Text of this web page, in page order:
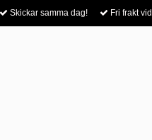
Skickar samma dag! Fri frakt